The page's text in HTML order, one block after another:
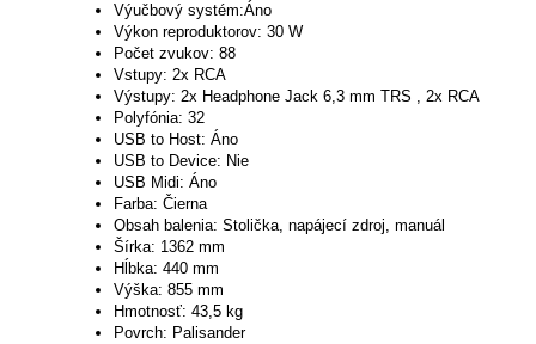
Výučbový systém:Áno
Výkon reproduktorov: 30 W
Počet zvukov: 88
Vstupy: 2x RCA
Výstupy: 2x Headphone Jack 6,3 mm TRS , 2x RCA
Polyfónia: 32
USB to Host: Áno
USB to Device: Nie
USB Midi: Áno
Farba: Čierna
Obsah balenia: Stolička, napájecí zdroj, manuál
Šírka: 1362 mm
Hĺbka: 440 mm
Výška: 855 mm
Hmotnosť: 43,5 kg
Povrch: Palisander